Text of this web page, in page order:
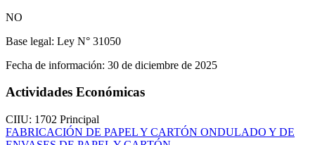
NO
Base legal: Ley N° 31050
Fecha de información: 30 de diciembre de 2025
Actividades Económicas
CIIU: 1702 Principal
FABRICACIÓN DE PAPEL Y CARTÓN ONDULADO Y DE